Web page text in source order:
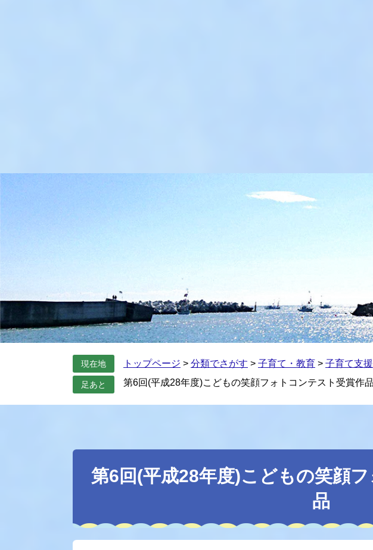
現在地 トップページ > 分類でさがす > 子育て・教育 > 子育て支援
足あと 第6回(平成28年度)こどもの笑顔フォトコンテスト受賞作品
第6回(平成28年度)こどもの笑顔
品